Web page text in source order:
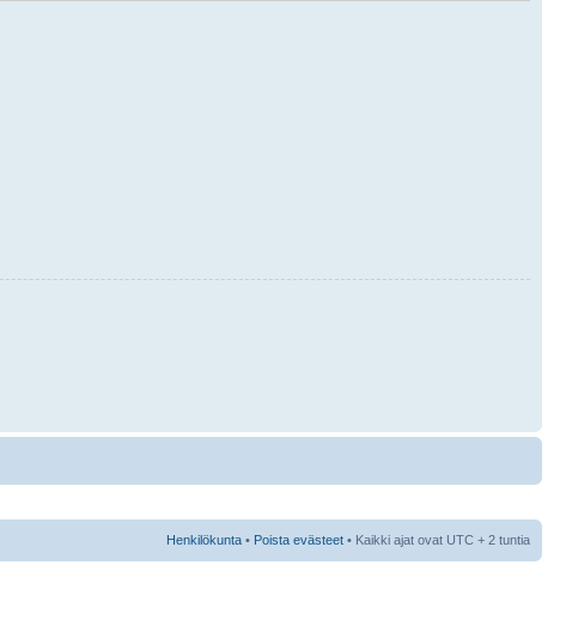
Henkilökunta • Poista evästeet • Kaikki ajat ovat UTC + 2 tuntia